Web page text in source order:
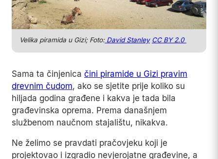
Velika piramida u Gizi; Foto:David Stanley CC BY 2.0
Sama ta činjenica čini piramide u Gizi pravim
drevnim čudom, ako se sjetite prije koliko su
hiljada godina građene i kakva je tada bila
građevinska oprema. Prema današnjem
službenom naučnom stajalištu, nikakva.
Ne želimo se pravdati pračovjeku koji je
projektovao i izgradio nevjerojatne građevine, a